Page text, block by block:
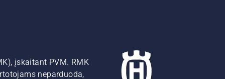
įskaitant PVM. RMK
neparduoda,